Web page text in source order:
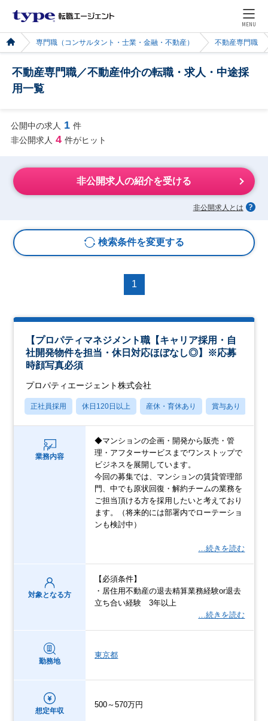
MENU
専門職（コンサルタント・士業・金融・不動産） 不動産専門職
不動産専門職／不動産仲介の転職・求人・中途採
用一覧
公開中の求人 1 件
非公開求人 4 件がヒット
非公開求人の紹介を受ける
非公開求人とは
検索条件を変更する
1
【プロパティマネジメント職【キャリア採用・自
社開発物件を担当・休日対応ほぼなし◎】※応募
時顔写真必須
プロパティエージェント株式会社
正社員採用 休日120日以上 産休・育休あり 賞与あり
業務内容
◆マンションの企画・開発から販売・管
理・アフターサービスまでワンストップで
ビジネスを展開しています。
今回の募集では、マンションの賃貸管理部
門、中でも原状回復・解約チームの業務を
ご担当頂ける方を採用したいと考えており
ます。（将来的には部署内でローテーショ
ンも検討中）
…続きを読む
対象となる方
【必須条件】
・居住用不動産の退去精算業務経験or退去
立ち合い経験 3年以上
…続きを読む
勤務地
東京都
想定年収
500～570万円